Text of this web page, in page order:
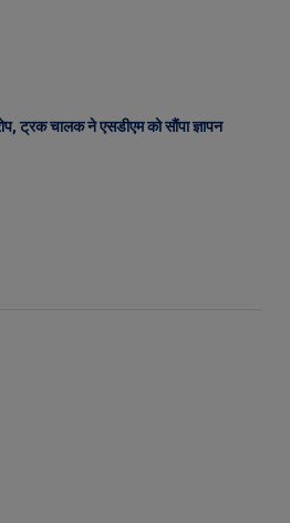
ट्रक चालक ने एसडीएम को सौंपा ज्ञापन